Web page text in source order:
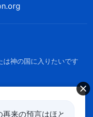
は神の国に入りたいです
来の預言はほと